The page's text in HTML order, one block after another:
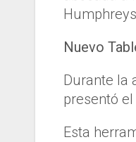
Nuevo
Durante la
presentó
Esta